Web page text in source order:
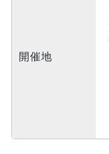
開催地